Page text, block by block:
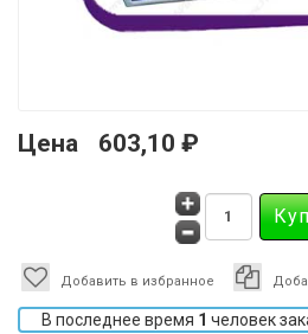
Цена 603,10 ₽
Добавить в избранное
В последнее время 1 человек